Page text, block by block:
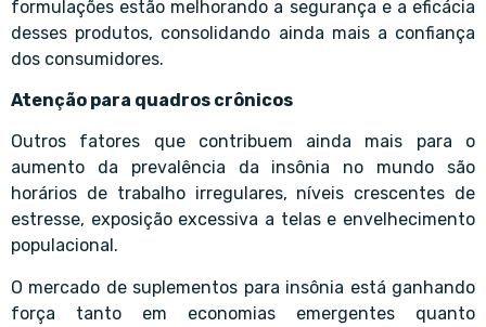
formulações estão melhorando a segurança e a eficácia
desses produtos, consolidando ainda mais a confiança
dos consumidores.
Atenção para quadros crônicos
Outros fatores que contribuem ainda mais para o
aumento da prevalência da insônia no mundo são
horários de trabalho irregulares, níveis crescentes de
estresse, exposição excessiva a telas e envelhecimento
populacional.
O mercado de suplementos para insônia está ganhando
força tanto em economias emergentes quanto